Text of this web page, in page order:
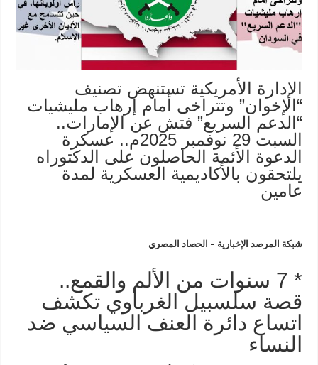
الإدارة الأمريكية تستنهض تصنيف
“الإخوان” وتتراخى أمام إرهاب مليشيات
“الدعم السريع” فتش عن الإمارات..
السبت 29 نوفمبر 2025م.. عسكرة
الدعوة الأئمة الحاصلون على الدكتوراه
يلتحقون بالأكاديمية العسكرية لمدة
عامين
شبكة المرصد الإخبارية – الحصاد المصري
* 7 سنوات من الألم والقمع..
قصة سلسبيل الغرباوي تكشف
اتساع دائرة العنف السياسي ضد
النساء